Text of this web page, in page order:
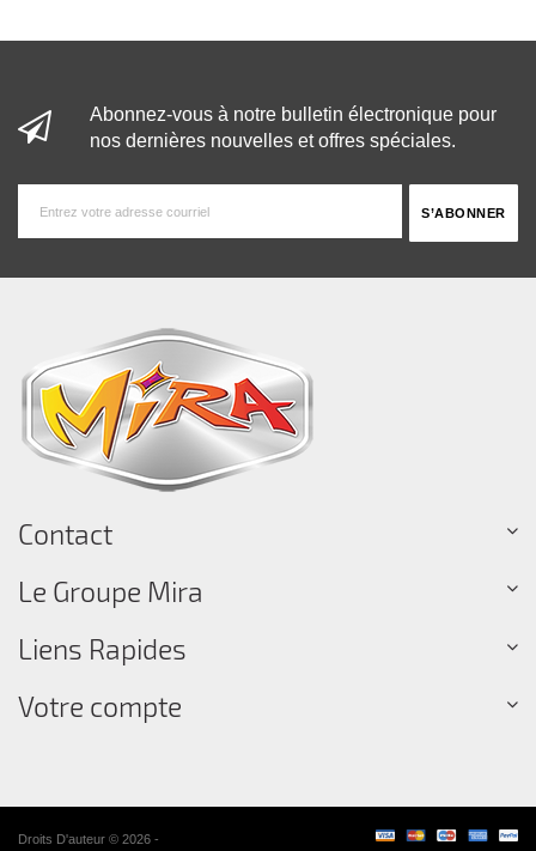
Abonnez-vous à notre bulletin électronique pour
nos dernières nouvelles et offres spéciales.
Contact
Le Groupe Mira
Liens Rapides
Votre compte
Droits D'auteur © 2026 -